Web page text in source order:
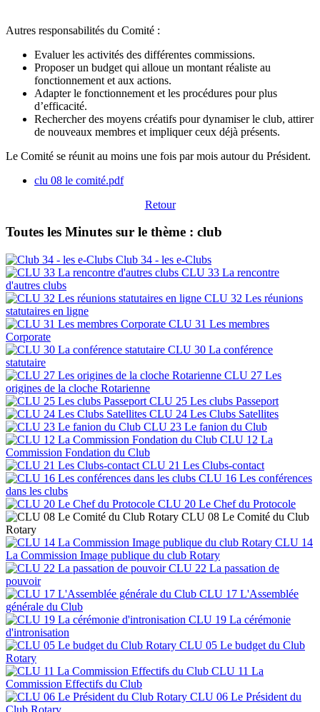
Autres responsabilités du Comité :
Evaluer les activités des différentes commissions.
Proposer un budget qui alloue un montant réaliste au
fonctionnement et aux actions.
Adapter le fonctionnement et les procédures pour plus
d’efficacité.
Rechercher des moyens créatifs pour dynamiser le club, attirer
de nouveaux membres et impliquer ceux déjà présents.
Le Comité se réunit au moins une fois par mois autour du Président.
clu 08 le comité.pdf
Retour
Toutes les Minutes sur le thème : club
Club 34 - les e-Clubs
CLU 33 La rencontre
d'autres clubs
CLU 32 Les réunions
statutaires en ligne
CLU 31 Les membres
Corporate
CLU 30 La conférence
statutaire
CLU 27 Les
origines de la cloche Rotarienne
CLU 25 Les clubs Passeport
CLU 24 Les Clubs Satellites
CLU 23 Le fanion du Club
CLU 12 La
Commission Fondation du Club
CLU 21 Les Clubs-contact
CLU 16 Les conférences
dans les clubs
CLU 20 Le Chef du Protocole
CLU 08 Le Comité du Club
Rotary
CLU 14
La Commission Image publique du club Rotary
CLU 22 La passation de
pouvoir
CLU 17 L'Assemblée
générale du Club
CLU 19 La cérémonie
d'intronisation
CLU 05 Le budget du Club
Rotary
CLU 11 La
Commission Effectifs du Club
CLU 06 Le Président du
Club Rotary